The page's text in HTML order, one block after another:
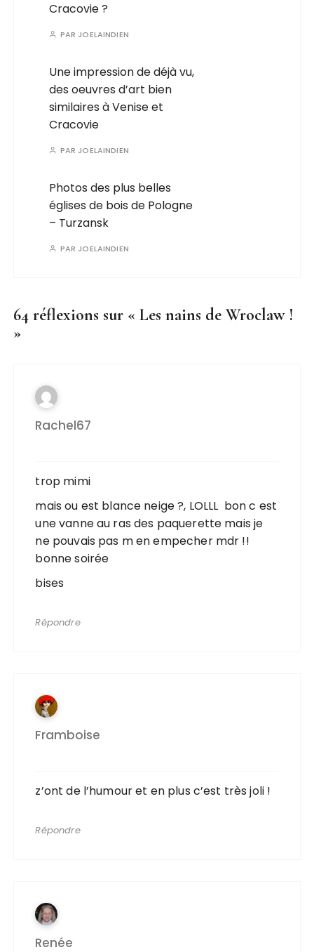
Cracovie ?
PAR JOELAINDIEN
Une impression de déjà vu,
des oeuvres d’art bien
similaires à Venise et
Cracovie
PAR JOELAINDIEN
Photos des plus belles
églises de bois de Pologne
– Turzansk
PAR JOELAINDIEN
64 réflexions sur «Les nains de Wroclaw !
»
Rachel67
trop mimi
mais ou est blance neige ?, LOLLL bon c est
une vanne au ras des paquerette mais je
ne pouvais pas m en empecher mdr !!
bonne soirée
bises
Répondre
Framboise
z’ont de l’humour et en plus c’est très joli !
Répondre
Renée